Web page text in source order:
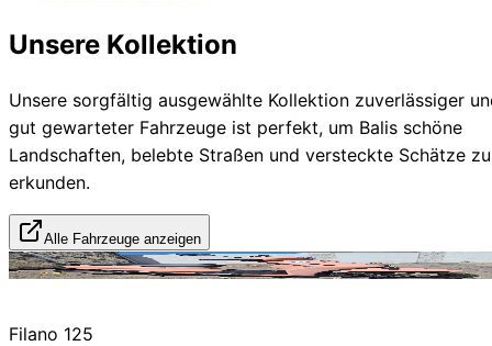
Unsere Kollektion
Unsere sorgfältig ausgewählte Kollektion zuverlässiger
gut gewarteter Fahrzeuge ist perfekt, um Balis schöne
Landschaften, belebte Straßen und versteckte Schätze zu
erkunden.
Alle Fahrzeuge anzeigen
Vermietet
Filano 125